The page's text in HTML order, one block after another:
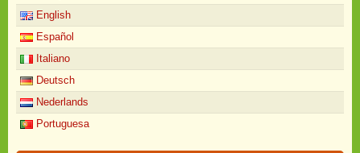
English
Español
Italiano
Deutsch
Nederlands
Portuguesa